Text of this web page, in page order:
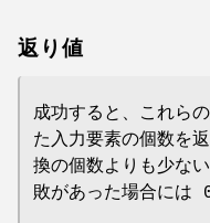
返り値
成功すると、これら
た入力要素の個数を
換の個数よりも少な
敗があった場合には